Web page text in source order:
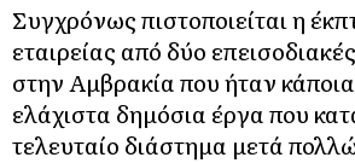
Συγχρόνως πιστοποιείται η
εταιρείας από δύο
στην Αμβρακία που ήταν
ελάχιστα δημόσια έργα που
τελευταίο διάστημα μετά